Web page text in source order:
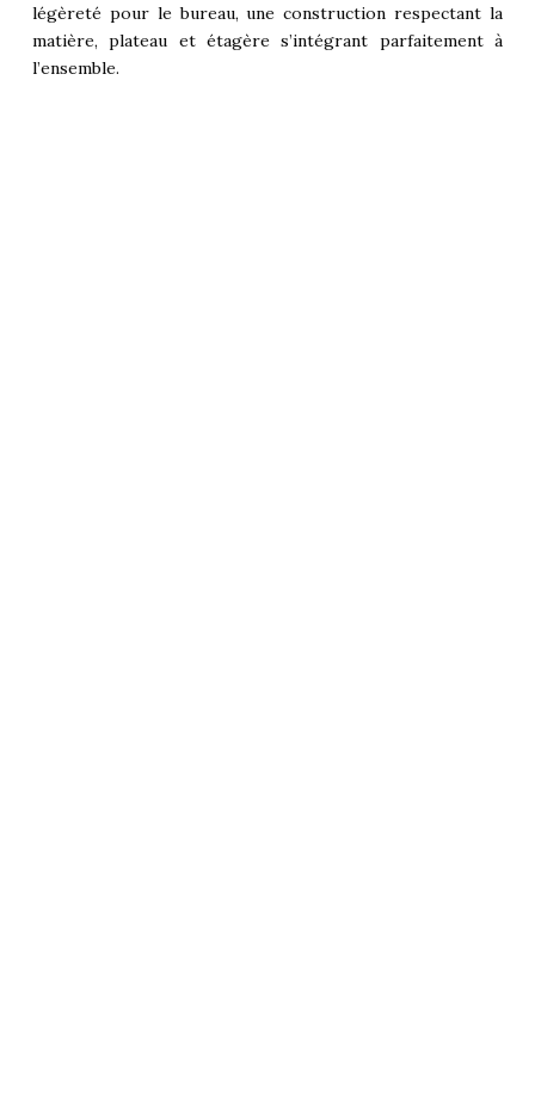
légèreté pour le bureau, une construction respectant la
matière, plateau et étagère s’intégrant parfaitement à
l’ensemble.